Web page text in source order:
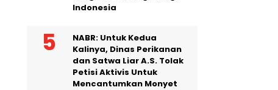
Indonesia
NABR: Untuk Kedua
Kalinya, Dinas Perikanan
dan Satwa Liar A.S. Tolak
Petisi Aktivis Untuk
Mencantumkan Monyet